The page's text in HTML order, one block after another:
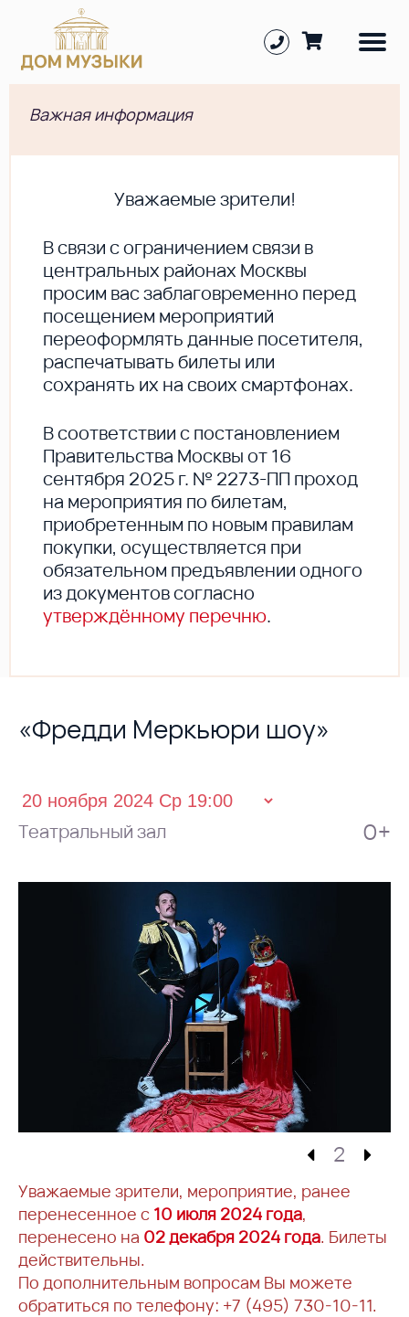
Важная информация
Уважаемые зрители!
В cвязи с ограничением связи в
центральных районах Москвы
просим вас заблаговременно перед
посещением мероприятий
переоформлять данные посетителя,
распечатывать билеты или
сохранять их на своих смартфонах.
В соответствии с постановлением
Правительства Москвы от 16
сентября 2025 г. № 2273-ПП проход
на мероприятия по билетам,
приобретенным по новым правилам
покупки, осуществляется при
обязательном предъявлении одного
из документов согласно
утверждённому перечню.
«Фредди Меркьюри шоу»
Театральный зал 0+
2
Уважаемые зрители, мероприятие, ранее
перенесенное с 10 июля 2024 года,
перенесено на 02 декабря 2024 года. Билеты
действительны.
По дополнительным вопросам Вы можете
обратиться по телефону: +7 (495) 730-10-11.